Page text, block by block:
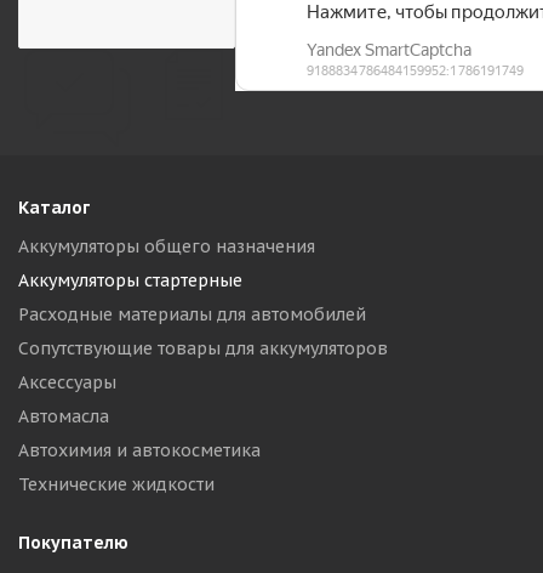
Каталог
Аккумуляторы общего назначения
Аккумуляторы стартерные
Расходные материалы для автомобилей
Сопутствующие товары для аккумуляторов
Аксессуары
Автомасла
Автохимия и автокосметика
Технические жидкости
Покупателю